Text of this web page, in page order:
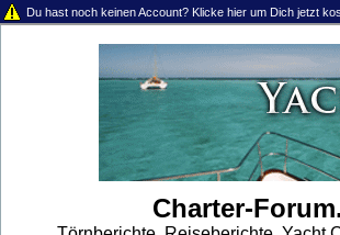
Du hast noch keinen Account? Klicke hier um Dich jetzt
Charter-